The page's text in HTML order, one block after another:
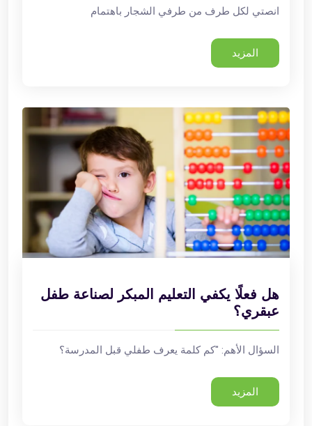
انصتي لكل طرف من طرفي الشجار باهتمام
المزيد
هل فعلًا يكفي التعليم المبكر لصناعة طفل
عبقري؟
السؤال الأهم: "كم كلمة يعرف طفلي قبل المدرسة؟
المزيد